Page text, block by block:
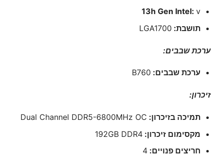
13h Gen Intel:v
תושבת: LGA1700
ערכת שבבים:
ערכת שבבים: B760
זיכרון:
תמיכה בזיכרון: Dual Channel DDR5-6800MHz OC
מקסימום זיכרון: 192GB DDR4
חריצים פנויים: 4